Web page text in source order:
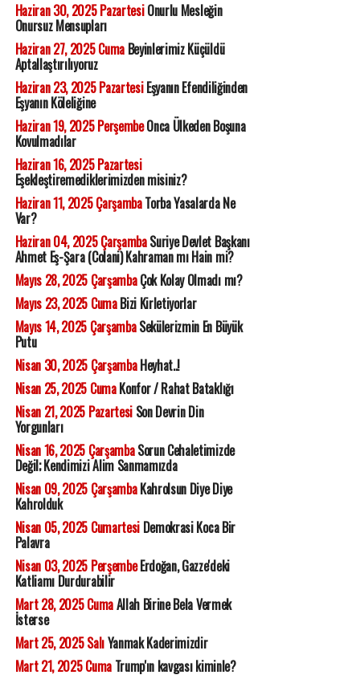
Haziran 30, 2025 PazartesiOnurlu Mesleğin
Onursuz Mensupları
Haziran 27, 2025 CumaBeyinlerimiz Küçüldü
Aptallaştırılıyoruz
Haziran 23, 2025 PazartesiEşyanın Efendiliğinden
Eşyanın Köleliğine
Haziran 19, 2025 PerşembeOnca Ülkeden Boşuna
Kovulmadılar
Haziran 16, 2025 Pazartesi
Eşekleştiremediklerimizden misiniz?
Haziran 11, 2025 ÇarşambaTorba Yasalarda Ne
Var?
Haziran 04, 2025 ÇarşambaSuriye Devlet Başkanı
Ahmet Eş-Şara (Colani) Kahraman mı Hain mi?
Mayıs 28, 2025 ÇarşambaÇok Kolay Olmadı mı?
Mayıs 23, 2025 CumaBizi Kirletiyorlar
Mayıs 14, 2025 ÇarşambaSekülerizmin En Büyük
Putu
Nisan 30, 2025 ÇarşambaHeyhat..!
Nisan 25, 2025 CumaKonfor / Rahat Bataklığı
Nisan 21, 2025 PazartesiSon Devrin Din
Yorgunları
Nisan 16, 2025 ÇarşambaSorun Cehaletimizde
Değil; Kendimizi Alim Sanmamızda
Nisan 09, 2025 ÇarşambaKahrolsun Diye Diye
Kahrolduk
Nisan 05, 2025 CumartesiDemokrasi Koca Bir
Palavra
Nisan 03, 2025 PerşembeErdoğan, Gazze'deki
Katliamı Durdurabilir
Mart 28, 2025 CumaAllah Birine Bela Vermek
İsterse
Mart 25, 2025 SalıYanmak Kaderimizdir
Mart 21, 2025 CumaTrump'ın kavgası kiminle?